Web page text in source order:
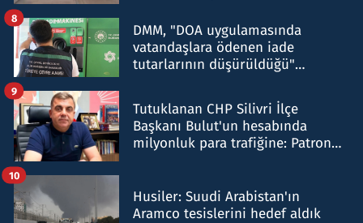
DMM, "DOA uygulamasında
vatandaşlara ödenen iade
tutarlarının düşürüldüğü"
8
Tutuklanan CHP Silivri İlçe
Başkanı Bulut'un hesabında
milyonluk para trafiğine: Patron
9
Husiler: Suudi Arabistan'ın
Aramco tesislerini hedef aldık
10